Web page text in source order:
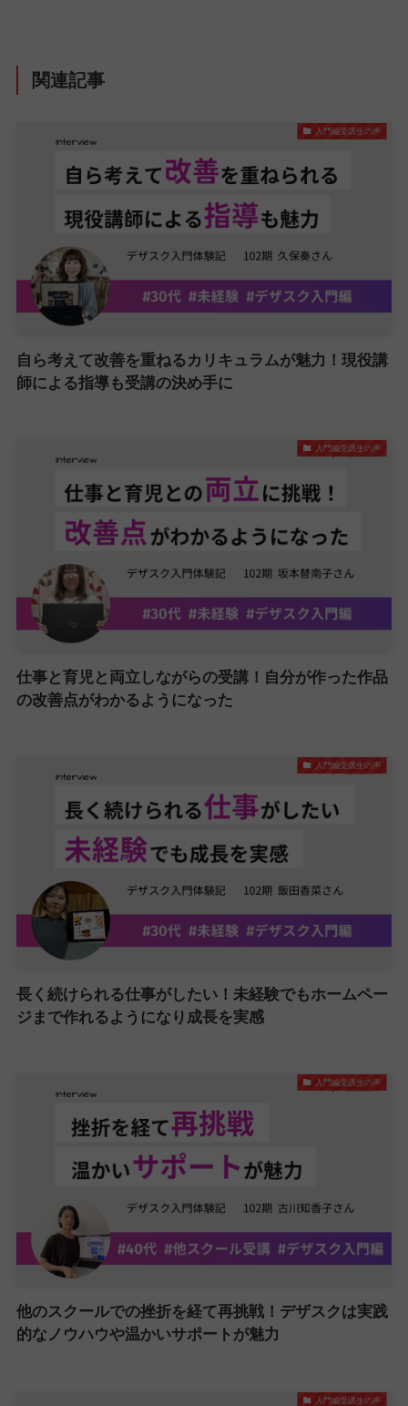
関連記事
入門編受講生の声
自ら考えて改善を重ねるカリキュラムが魅力！現役講
師による指導も受講の決め手に
入門編受講生の声
仕事と育児と両立しながらの受講！自分が作った作品
の改善点がわかるようになった
入門編受講生の声
長く続けられる仕事がしたい！未経験でもホームペー
ジまで作れるようになり成長を実感
入門編受講生の声
他のスクールでの挫折を経て再挑戦！デザスクは実践
的なノウハウや温かいサポートが魅力
入門編受講生の声